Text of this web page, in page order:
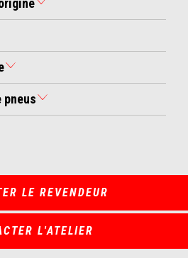
pneus
LE REVENDEUR
L'ATELIER